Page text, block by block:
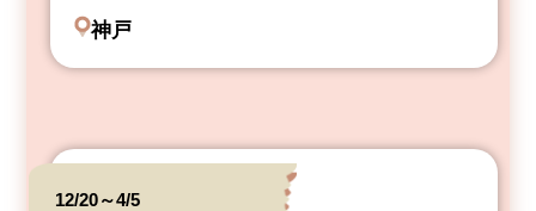
神戸
12/20～4/5